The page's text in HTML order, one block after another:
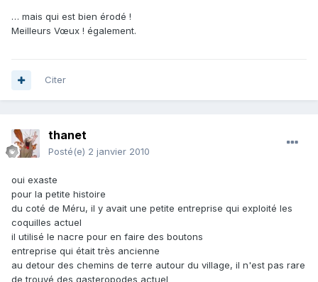
… mais qui est bien érodé !
Meilleurs Vœux ! également.
Citer
thanet
Posté(e) 2 janvier 2010
oui exaste
pour la petite histoire
du coté de Méru, il y avait une petite entreprise qui exploité les
coquilles actuel
il utilisé le nacre pour en faire des boutons
entreprise qui était très ancienne
au detour des chemins de terre autour du village, il n'est pas rare
de trouvé des gasteropodes actuel